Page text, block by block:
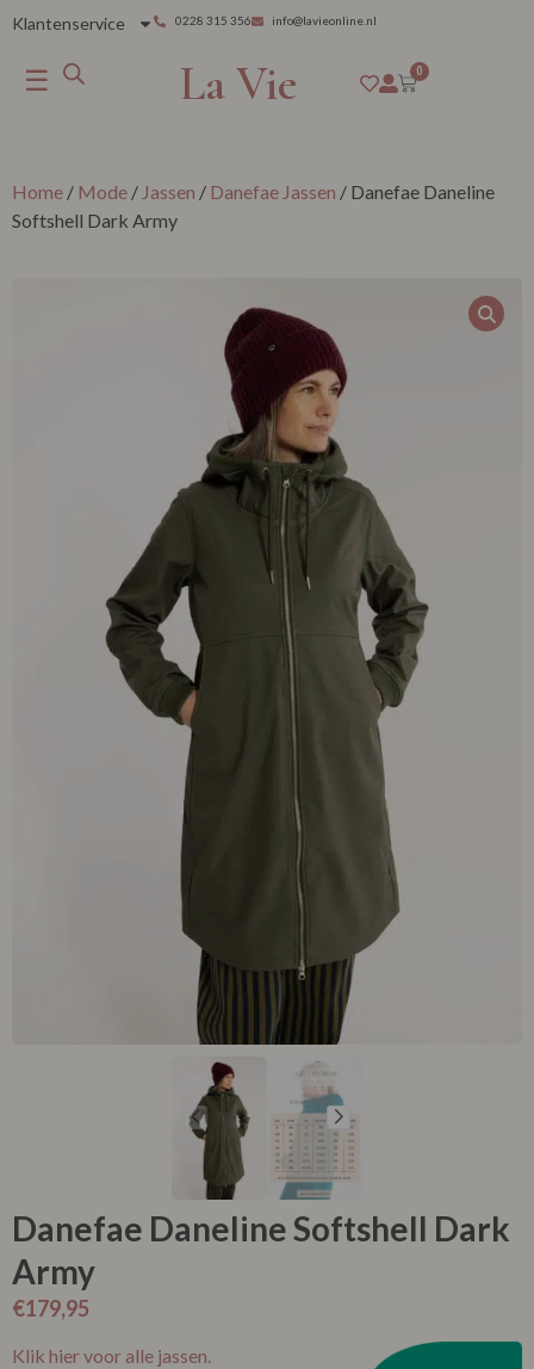
Klantenservice 0228 315 356 info@lavieonline.nl
☰ La Vie 0
Home / Mode / Jassen / Danefae Jassen / Danefae Daneline
Softshell Dark Army
Danefae Daneline Softshell Dark
Army
€179,95
Klik hier voor alle jassen.